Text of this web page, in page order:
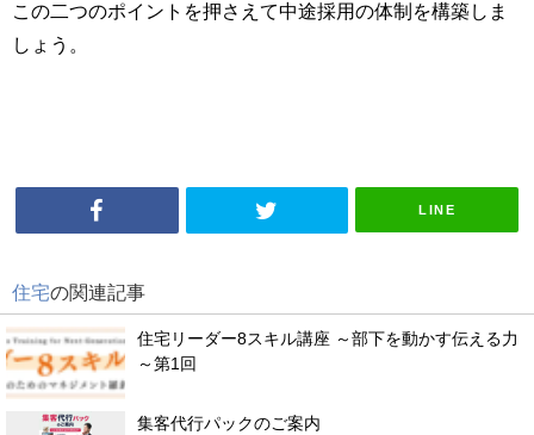
この二つのポイントを押さえて中途採用の体制を構築しま
しょう。
LINE
住宅の関連記事
住宅リーダー8スキル講座 ～部下を動かす伝える力
～第1回
集客代行パックのご案内